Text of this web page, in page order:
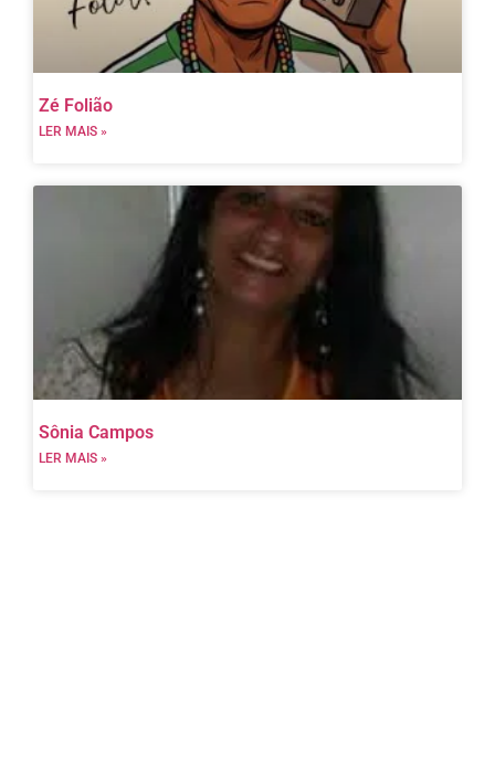
Zé Folião
LER MAIS »
Sônia Campos
LER MAIS »